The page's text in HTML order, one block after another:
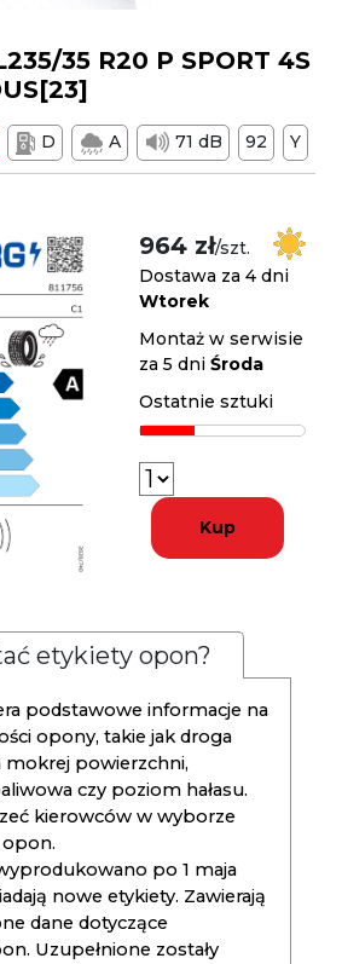
35 R20 P SPORT 4S
D A 71 dB 92 Y
964 zł/szt.
Dostawa za 4 dni
Wtorek
Montaż w serwisie
za 5 dniŚroda
Ostatnie sztuki
Kup
etykiety opon?
podstawowe informacje na
opony, takie jak droga
mokrej powierzchni,
czy poziom hałasu.
kierowców w wyborze
po 1 maja
nowe etykiety. Zawierają
dane dotyczące
Uzupełnione zostały